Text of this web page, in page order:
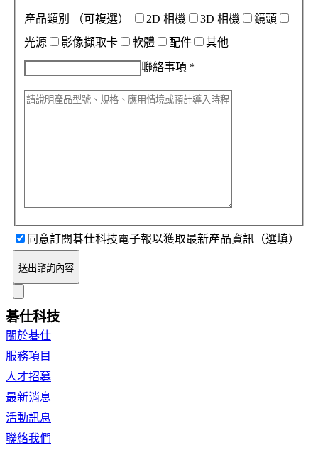
產品類別 （可複選） 2D 相機 3D 相機
鏡頭
光源
影像擷取卡 軟體 配件 其他
聯絡事項 *
同意訂閱碁仕科技電子報以獲取最新產品資訊（選填）
送出諮詢內容
碁仕科技
關於碁仕
服務項目
人才招募
最新消息
活動訊息
聯絡我們